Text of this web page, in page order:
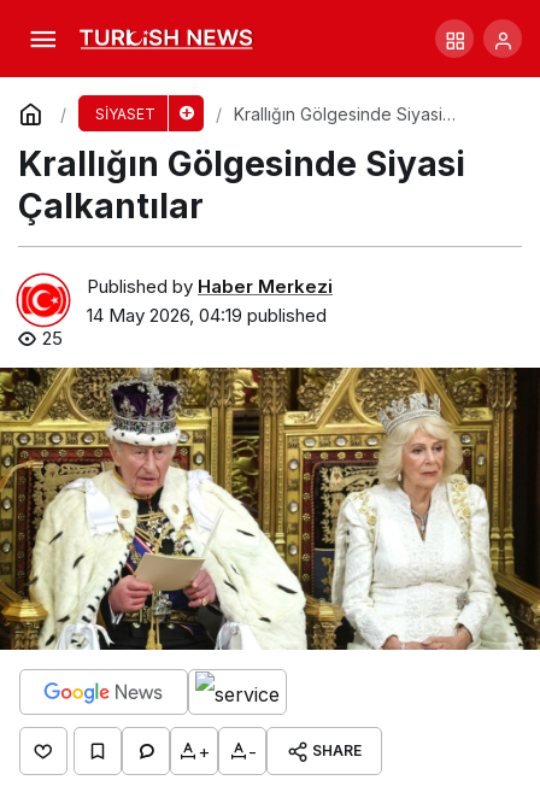
SİYASET
Krallığın Gölgesinde Siyasi
Krallığın Gölgesinde Siyasi
Çalkantılar
Published by Haber Merkezi
14 May 2026, 04:19 published
25
+ - SHARE
Filipinler’de Senato’da Silah Sesleri Yükseldi!
Comment Share